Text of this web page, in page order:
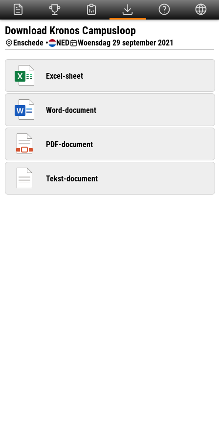
Download Kronos Campusloop
Enschede • NED Woensdag 29 september 2021
Excel-sheet
Word-document
PDF-document
Tekst-document